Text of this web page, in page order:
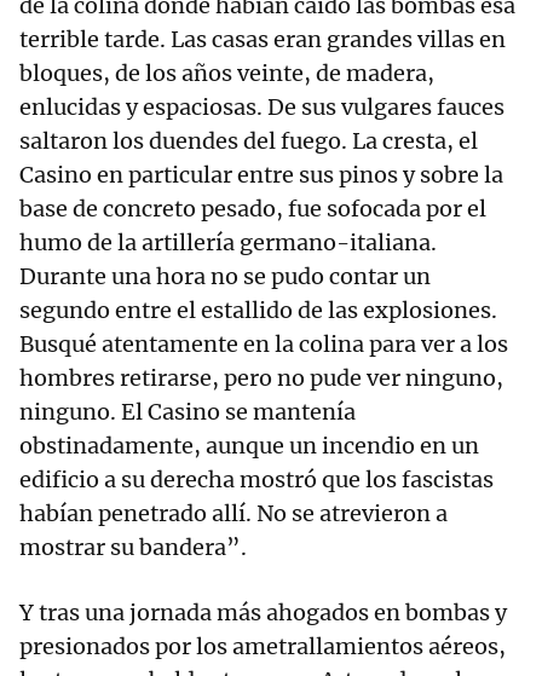
de la colina donde habían caído las bombas esa
terrible tarde. Las casas eran grandes villas en
bloques, de los años veinte, de madera,
enlucidas y espaciosas. De sus vulgares fauces
saltaron los duendes del fuego. La cresta, el
Casino en particular entre sus pinos y sobre la
base de concreto pesado, fue sofocada por el
humo de la artillería germano-italiana.
Durante una hora no se pudo contar un
segundo entre el estallido de las explosiones.
Busqué atentamente en la colina para ver a los
hombres retirarse, pero no pude ver ninguno,
ninguno. El Casino se mantenía
obstinadamente, aunque un incendio en un
edificio a su derecha mostró que los fascistas
habían penetrado allí. No se atrevieron a
mostrar su bandera”.
Y tras una jornada más ahogados en bombas y
presionados por los ametrallamientos aéreos,